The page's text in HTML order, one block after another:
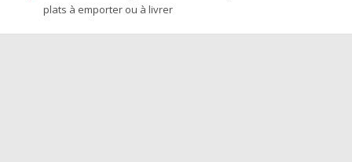
plats à emporter ou à livrer